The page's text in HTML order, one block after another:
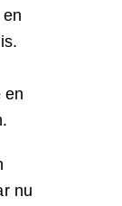
en
nu